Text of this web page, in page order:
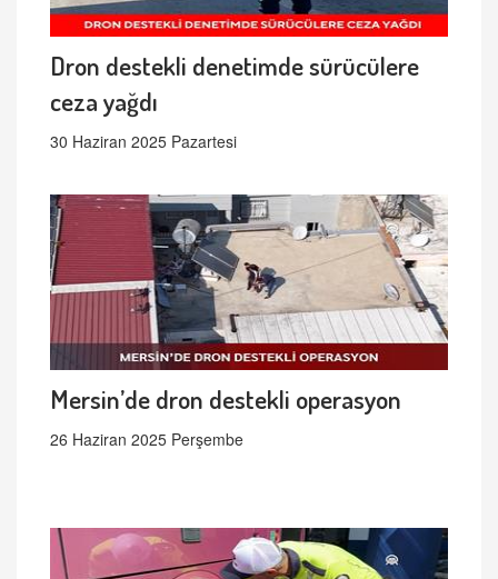
Dron destekli denetimde sürücülere
ceza yağdı
30 Haziran 2025 Pazartesi
Mersin’de dron destekli operasyon
26 Haziran 2025 Perşembe